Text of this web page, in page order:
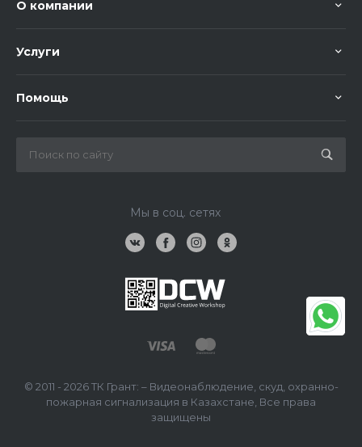
О компании
Услуги
Помощь
Мы в соц. сетях
© 2011 - 2026 ТК Грант: – Видеонаблюдение, скуд, охранно-
пожарная сигнализация в Казахстане, Все права
защищены